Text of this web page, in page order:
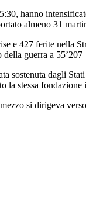
hanno
almeno 31
e 427 ferite nella
guerra a 55’207
dagli
la stessa
si dirigeva